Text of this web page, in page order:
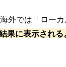
外では「ロー
果に表示され